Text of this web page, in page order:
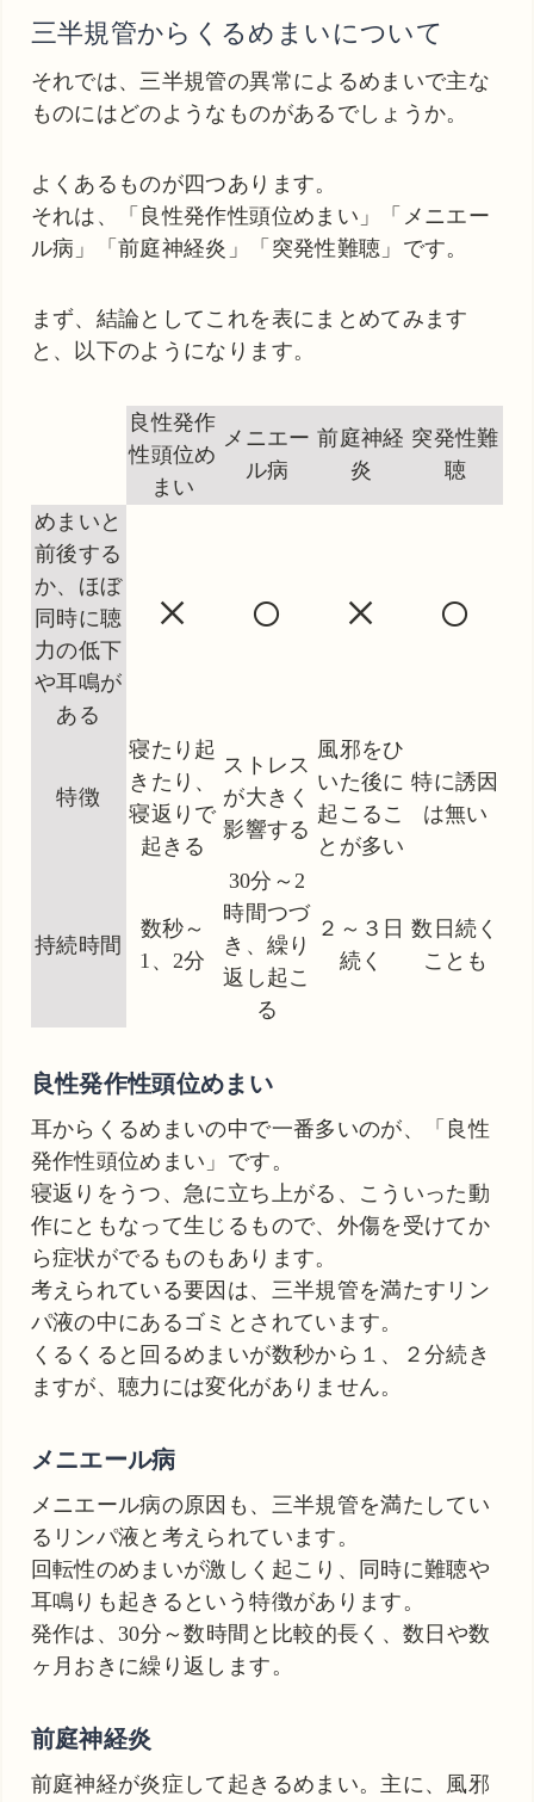
三半規管からくるめまいについて
それでは、三半規管の異常によるめまいで主な
ものにはどのようなものがあるでしょうか。
よくあるものが四つあります。
それは、「良性発作性頭位めまい」「メニエー
ル病」「前庭神経炎」「突発性難聴」です。
まず、結論としてこれを表にまとめてみます
と、以下のようになります。
良性発作
性頭位め
まい
メニエー
ル病
前庭神経
炎
突発性難
聴
めまいと
前後する
か、ほぼ
同時に聴
力の低下
や耳鳴が
ある
× ○ × ○
特徴
寝たり起
きたり、
寝返りで
起きる
ストレス
が大きく
影響する
風邪をひ
いた後に
起こるこ
とが多い
特に誘因
は無い
持続時間
数秒～
1、2分
30分～2
時間つづ
き、繰り
返し起こ
る
２～３日
続く
数日続く
ことも
良性発作性頭位めまい
耳からくるめまいの中で一番多いのが、「良性
発作性頭位めまい」です。
寝返りをうつ、急に立ち上がる、こういった動
作にともなって生じるもので、外傷を受けてか
ら症状がでるものもあります。
考えられている要因は、三半規管を満たすリン
パ液の中にあるゴミとされています。
くるくると回るめまいが数秒から１、２分続き
ますが、聴力には変化がありません。
メニエール病
メニエール病の原因も、三半規管を満たしてい
るリンパ液と考えられています。
回転性のめまいが激しく起こり、同時に難聴や
耳鳴りも起きるという特徴があります。
発作は、30分～数時間と比較的長く、数日や数
ヶ月おきに繰り返します。
前庭神経炎
前庭神経が炎症して起きるめまい。主に、風邪